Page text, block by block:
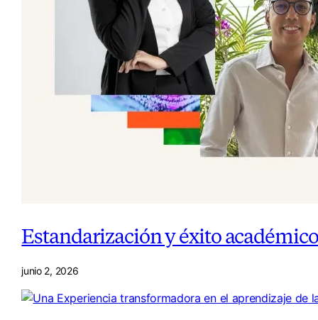
Estandarización y éxito
junio 2, 2026